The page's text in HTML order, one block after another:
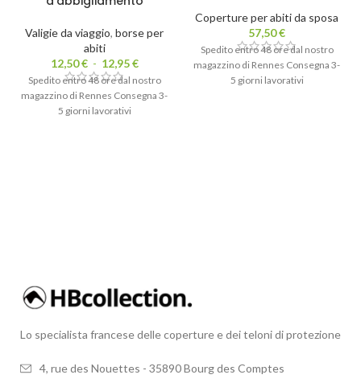
Valigie da viaggio, borse per
abiti
12,50€ - 12,95€
Spedito entro 48 ore dal nostro
magazzino di Rennes Consegna 3-
5 giorni lavorativi
Coperture per abiti da sposa
57,50€
Spedito entro 48 ore dal nostro
magazzino di Rennes Consegna 3-
5 giorni lavorativi
Lo specialista francese delle coperture e dei teloni di protezione
4, rue des Nouettes - 35890 Bourg des Comptes